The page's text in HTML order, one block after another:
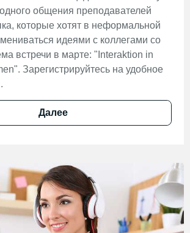
общения преподавателей
которые хотят в неформальной
идеями с коллегами со
встречи в марте: "Interaktion in
Зарегистрируйтесь на удобное
Далее